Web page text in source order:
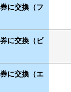
に交換（フ
に交換（ビ
に交換（エ